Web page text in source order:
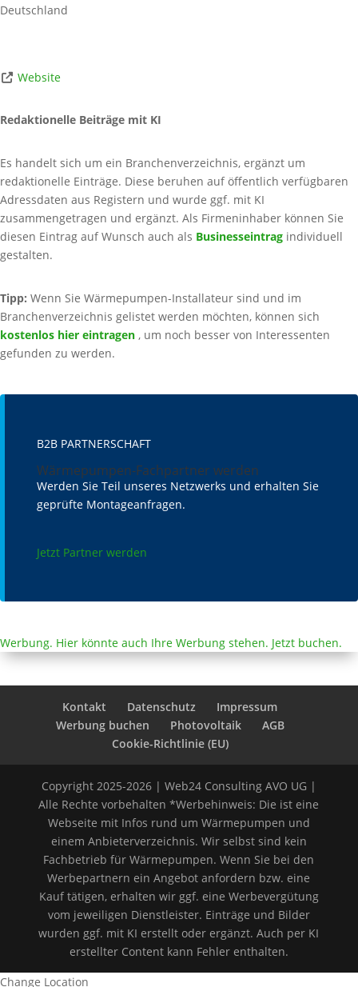
Deutschland
Website
Redaktionelle Beiträge mit KI
Es handelt sich um ein Branchenverzeichnis, ergänzt um
redaktionelle Einträge. Diese beruhen auf öffentlich verfügbaren
Adressdaten aus Registern und wurde ggf. mit KI
zusammengetragen und ergänzt. Als Firmeninhaber können Sie
diesen Eintrag auf Wunsch auch als Businesseintrag individuell
gestalten.
Tipp: Wenn Sie Wärmepumpen-Installateur sind und im
Branchenverzeichnis gelistet werden möchten, können sich
kostenlos hier eintragen , um noch besser von Interessenten
gefunden zu werden.
B2B PARTNERSCHAFT
Wärmepumpen-Fachpartner werden
Werden Sie Teil unseres Netzwerks und erhalten Sie
geprüfte Montageanfragen.
Jetzt Partner werden
Werbung. Hier könnte auch Ihre Werbung stehen. Jetzt buchen.
Kontakt Datenschutz
Impressum
Werbung buchen
Photovoltaik
AGB
Cookie-Richtlinie (EU)
Copyright 2025-2026 | Web24 Consulting AVO UG |
Alle Rechte vorbehalten *Werbehinweis: Die ist eine
Webseite mit Infos rund um Wärmepumpen und
einem Anbieterverzeichnis. Wir selbst sind kein
Fachbetrieb für Wärmepumpen. Wenn Sie bei den
Werbepartnern ein Angebot anfordern bzw. eine
Kauf tätigen, erhalten wir ggf. eine Werbevergütung
vom jeweiligen Dienstleister. Einträge und Bilder
wurden ggf. mit KI erstellt oder ergänzt. Auch per KI
erstellter Content kann Fehler enthalten.
Change Location